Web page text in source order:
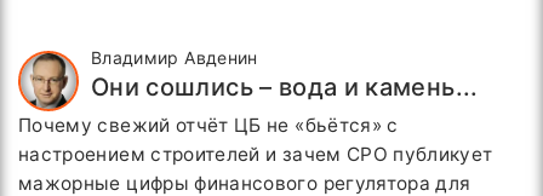
Владимир Авденин
Они сошлись – вода и камень...
Почему свежий отчёт ЦБ не «бьётся» с
настроением строителей и зачем СРО публикует
мажорные цифры финансового регулятора для